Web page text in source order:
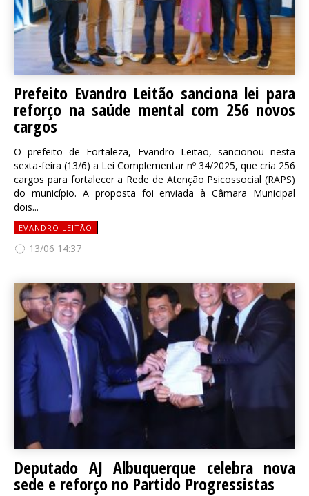
Prefeito Evandro Leitão sanciona lei para
reforço na saúde mental com 256 novos
cargos
O prefeito de Fortaleza, Evandro Leitão, sancionou nesta
sexta-feira (13/6) a Lei Complementar nº 34/2025, que cria 256
cargos para fortalecer a Rede de Atenção Psicossocial (RAPS)
do município. A proposta foi enviada à Câmara Municipal
dois...
EVANDRO LEITÃO
13/06 14:37
Deputado AJ Albuquerque celebra nova
sede e reforço no Partido Progressistas